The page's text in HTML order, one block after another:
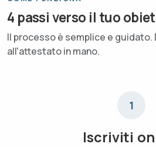
4 passi verso il tuo
Il processo è semplice e
all'attestato in mano.
1
Iscriviti